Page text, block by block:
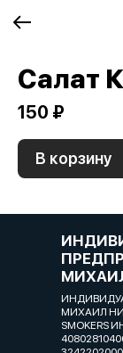
Салат
150 ₽
В корзину
МИХАИЛ
SMOKERS